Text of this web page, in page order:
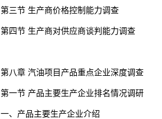
第三节 生产商价格控制能力调查
第四节 生产商对供应商谈判能力调查
第八章 汽油项目产品重点企业深度调查
第一节 产品主要生产企业排名情况调研
一、产品主要生产企业介绍